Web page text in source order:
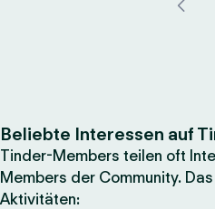
Beliebte Interessen auf
Tinder-Members teilen oft
Members der Community.
Aktivitäten: